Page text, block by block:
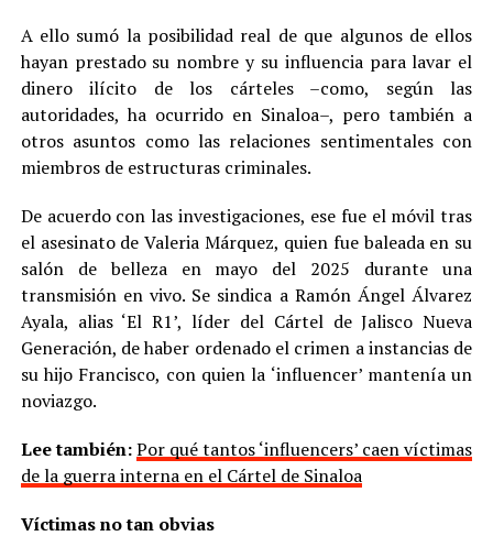
A ello sumó la posibilidad real de que algunos de ellos
hayan prestado su nombre y su influencia para lavar el
dinero ilícito de los cárteles –como, según las
autoridades, ha ocurrido en Sinaloa–, pero también a
otros asuntos como las relaciones sentimentales con
miembros de estructuras criminales.
De acuerdo con las investigaciones, ese fue el móvil tras
el asesinato de Valeria Márquez, quien fue baleada en su
salón de belleza en mayo del 2025 durante una
transmisión en vivo. Se sindica a Ramón Ángel Álvarez
Ayala, alias ‘El R1’, líder del Cártel de Jalisco Nueva
Generación, de haber ordenado el crimen a instancias de
su hijo Francisco, con quien la ‘influencer’ mantenía un
noviazgo.
Lee también:Por qué tantos ‘influencers’ caen víctimas
de la guerra interna en el Cártel de Sinaloa
Víctimas no tan obvias